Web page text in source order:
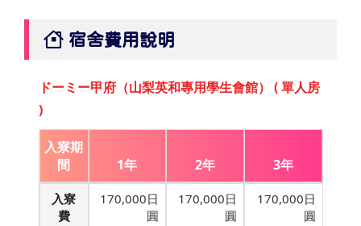
宿舍費用說明
ドーミー甲府（山梨英和專用學生會館） ( 單人房
)
入寮期
間
1年 2年 3年
入寮
費
170,000日
圓
170,000日
圓
170,000日
圓